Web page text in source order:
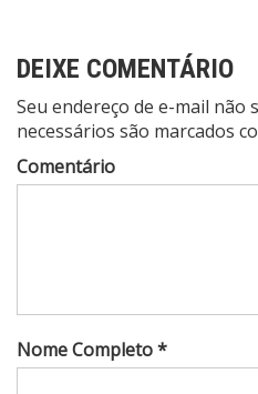
DEIXE COMENTÁRIO
Seu endereço de e-mail não
necessários são marcados
Comentário
Nome Completo *